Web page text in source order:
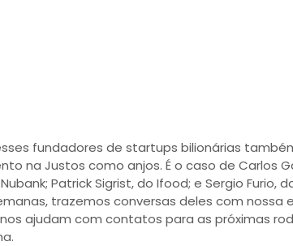
fundadores de startups bilionárias
na Justos como anjos. É o caso de Carlos
Patrick Sigrist, do Ifood; e Sergio Furio,
trazemos conversas deles com nossa
ajudam com contatos para as próximas